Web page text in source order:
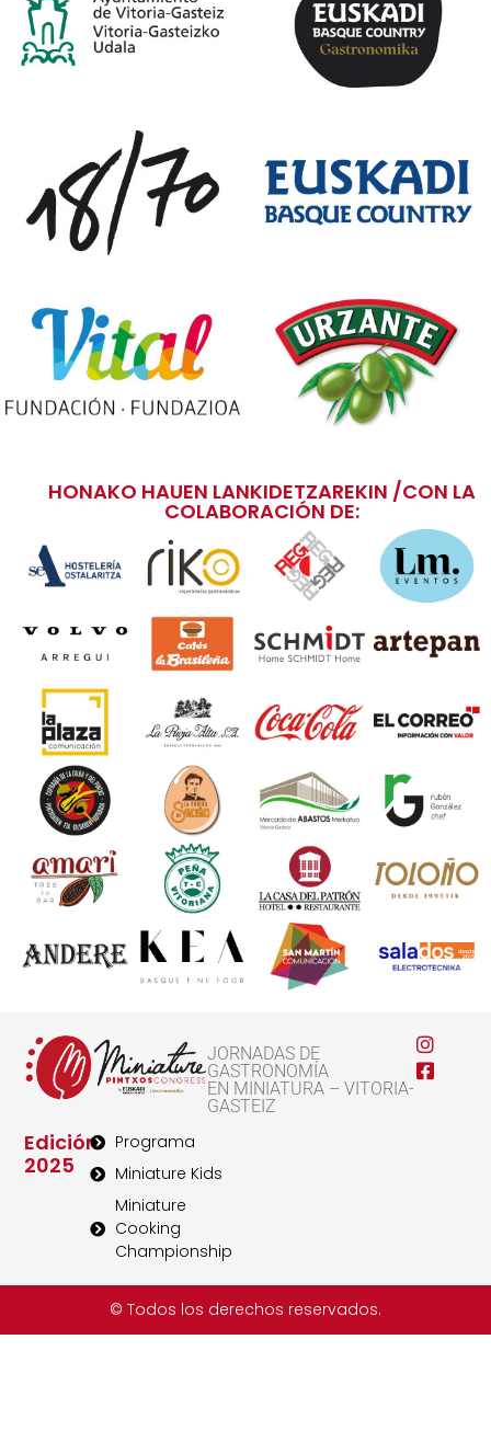
HONAKO HAUEN LANKIDETZAREKIN /CON LA
COLABORACIÓN DE:
JORNADAS DE
GASTRONOMÍA
EN MINIATURA – VITORIA-
GASTEIZ
Edición
2025
Programa
Miniature Kids
Miniature
Cooking
Championship
© Todos los derechos reservados.